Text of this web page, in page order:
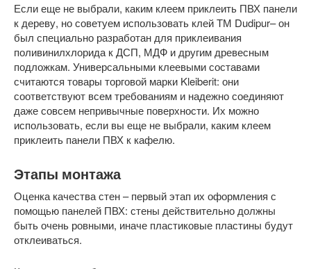
Если еще не выбрали, каким клеем приклеить ПВХ панели
к дереву, но советуем использовать клей ТМ Dudipur– он
был специально разработан для приклеивания
поливинилхлорида к ДСП, МДФ и другим древесным
подложкам. Универсальными клеевыми составами
считаются товары торговой марки Kleiberit: они
соответствуют всем требованиям и надежно соединяют
даже совсем непривычные поверхности. Их можно
использовать, если вы еще не выбрали, каким клеем
приклеить панели ПВХ к кафелю.
Этапы монтажа
Оценка качества стен – первый этап их оформления с
помощью панелей ПВХ: стены действительно должны
быть очень ровными, иначе пластиковые пластины будут
отклеиваться.